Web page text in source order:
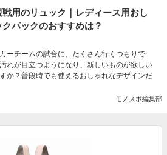
戦用のリュック｜レディース用おし
クパックのおすすめは？
ーチームの試合に、たくさん行くつもりで
れが目立つようになり、新しいものが欲しい
か？普段時でも使えるおしゃれなデザインだ
モノスポ編集部